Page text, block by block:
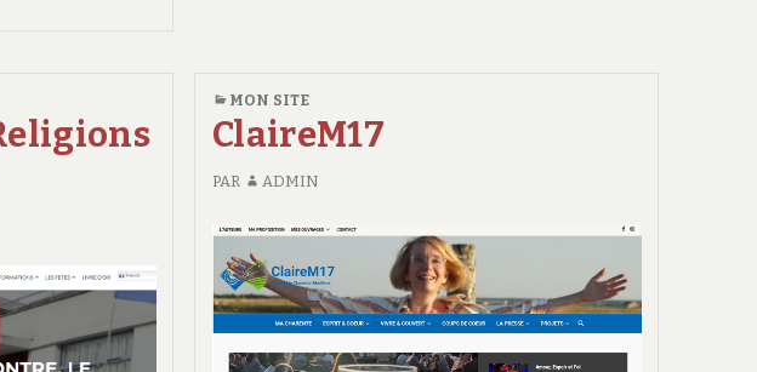
MON SITE
ClaireM17
PAR ADMIN